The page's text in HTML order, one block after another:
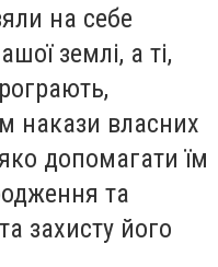
на себе
землі, а ті,
накази власних
допомагати їм
та
захисту його